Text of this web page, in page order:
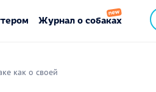
Журнал о собаках
как о своей